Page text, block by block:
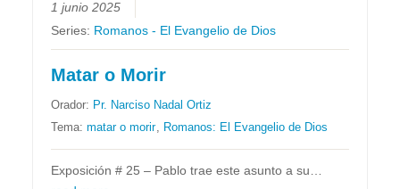
1 junio 2025
Series: Romanos - El Evangelio de Dios
Matar o Morir
Orador: Pr. Narciso Nadal Ortiz
Tema:matar o morir, Romanos: El Evangelio de Dios
Exposición # 25 – Pablo trae este asunto a su…